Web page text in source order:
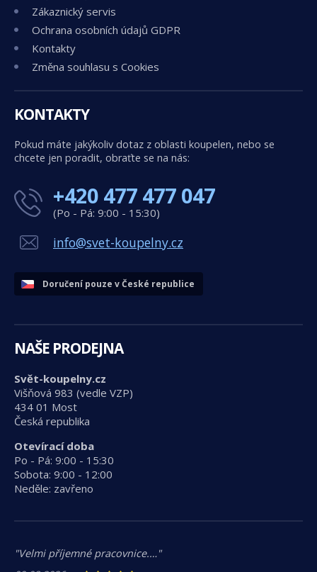
Zákaznický servis
Ochrana osobních údajů GDPR
Kontakty
Změna souhlasu s Cookies
KONTAKTY
Pokud máte jakýkoliv dotaz z oblasti koupelen, nebo se
chcete jen poradit, obraťte se na nás:
+420 477 477 047
(Po - Pá: 9:00 - 15:30)
info@svet-koupelny.cz
Doručení pouze v České republice
NAŠE PRODEJNA
Svět-koupelny.cz
Višňová 983 (vedle VZP)
434 01 Most
Česká republika
Otevírací doba
Po - Pá: 9:00 - 15:30
Sobota: 9:00 - 12:00
Neděle: zavřeno
"Velmi příjemné pracovnice.…"